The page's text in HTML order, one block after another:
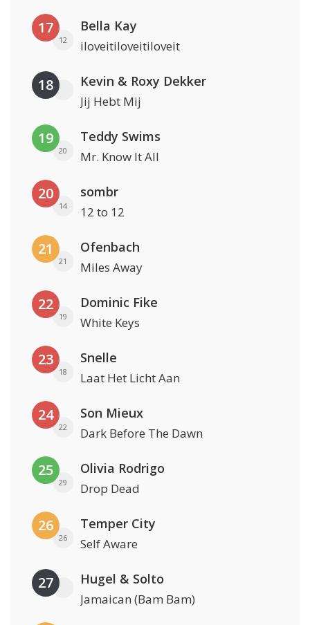
17
12
Bella Kay
iloveitiloveitiloveit
18 Kevin & Roxy Dekker
Jij Hebt Mij
19
20
Teddy Swims
Mr. Know It All
20
14
sombr
12 to 12
21
21
Ofenbach
Miles Away
22
19
Dominic Fike
White Keys
23
18
Snelle
Laat Het Licht Aan
24
22
Son Mieux
Dark Before The Dawn
25
29
Olivia Rodrigo
Drop Dead
26
26
Temper City
Self Aware
27 Hugel & Solto
Jamaican (Bam Bam)